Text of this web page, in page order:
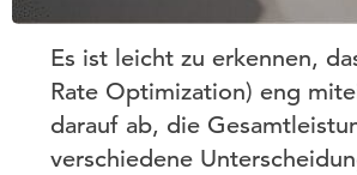
Es ist leicht zu erkennen,
Rate Optimization) eng
darauf ab, die
verschiedene